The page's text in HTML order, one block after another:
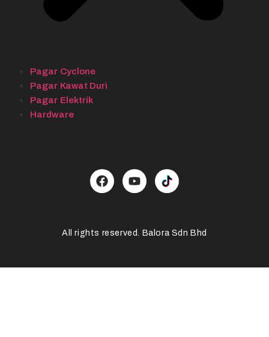
Pagar Cyclone
Pagar Kawat Duri
Pagar Elektrik
Hardware
All rights reserved. Balora Sdn Bhd